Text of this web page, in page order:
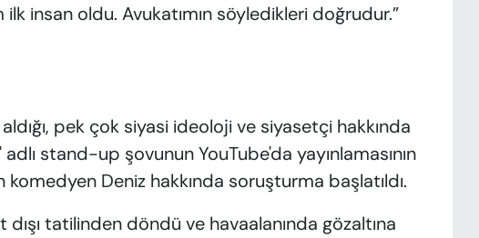
insan oldu. Avukatımın söyledikleri doğrudur.”
pek çok siyasi ideoloji ve siyasetçi hakkında
stand-up şovunun YouTube'da yayınlamasının
Deniz hakkında soruşturma başlatıldı.
tatilinden döndü ve havaalanında gözaltına